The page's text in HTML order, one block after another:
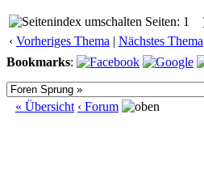
Seiten: 1
‹ Vorheriges Thema | Nächstes Thema
Bookmarks:
« Übersicht ‹ Forum